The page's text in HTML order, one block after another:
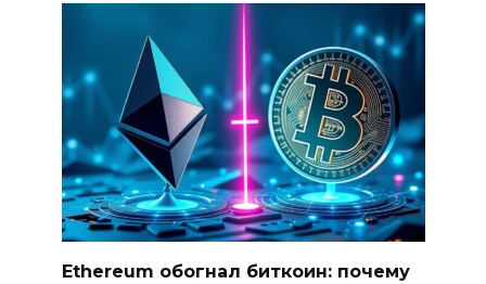
Ethereum обогнал биткоин: почему